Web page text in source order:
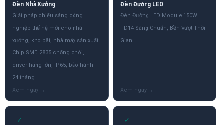
Đèn Nhà Xưởng
Giải pháp chiếu sáng công
nghiệp thế hệ mới cho nhà
xưởng, kho bãi, nhà máy sản xuất.
Chip SMD 2835 chống chói,
driver hãng lớn, IP65, bảo hành
24 tháng.
Đèn Đường LED
Đèn Đường LED Module 150W
TD14 Sáng Chuẩn, Bền Vượt Thời
Gian
✓ ✓